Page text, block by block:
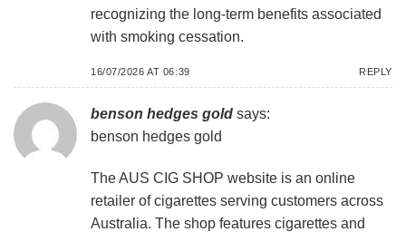
recognizing the long-term benefits associated
with smoking cessation.
16/07/2026 AT 06:39 REPLY
benson hedges gold says:
benson hedges gold
The AUS CIG SHOP website is an online
retailer of cigarettes serving customers across
Australia. The shop features cigarettes and